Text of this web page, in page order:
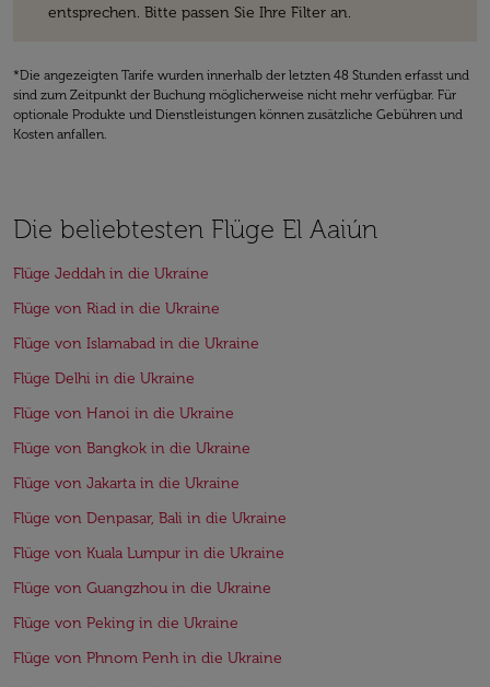
entsprechen. Bitte passen Sie Ihre Filter an.
*Die angezeigten Tarife wurden innerhalb der letzten 48 Stunden erfasst und
sind zum Zeitpunkt der Buchung möglicherweise nicht mehr verfügbar. Für
optionale Produkte und Dienstleistungen können zusätzliche Gebühren und
Kosten anfallen.
Die beliebtesten Flüge El Aaiún
Flüge Jeddah in die Ukraine
Flüge von Riad in die Ukraine
Flüge von Islamabad in die Ukraine
Flüge Delhi in die Ukraine
Flüge von Hanoi in die Ukraine
Flüge von Bangkok in die Ukraine
Flüge von Jakarta in die Ukraine
Flüge von Denpasar, Bali in die Ukraine
Flüge von Kuala Lumpur in die Ukraine
Flüge von Guangzhou in die Ukraine
Flüge von Peking in die Ukraine
Flüge von Phnom Penh in die Ukraine